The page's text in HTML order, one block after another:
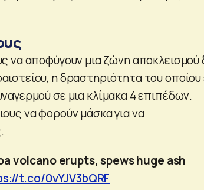
να αποφύγουν μια ζώνη αποκλεισμού
η δραστηριότητα του οποίου
σε μια κλίμακα 4 επιπέδων.
να φορούν μάσκα για να
volcano erupts, spews huge ash
t.co/0vYJV3bQRF